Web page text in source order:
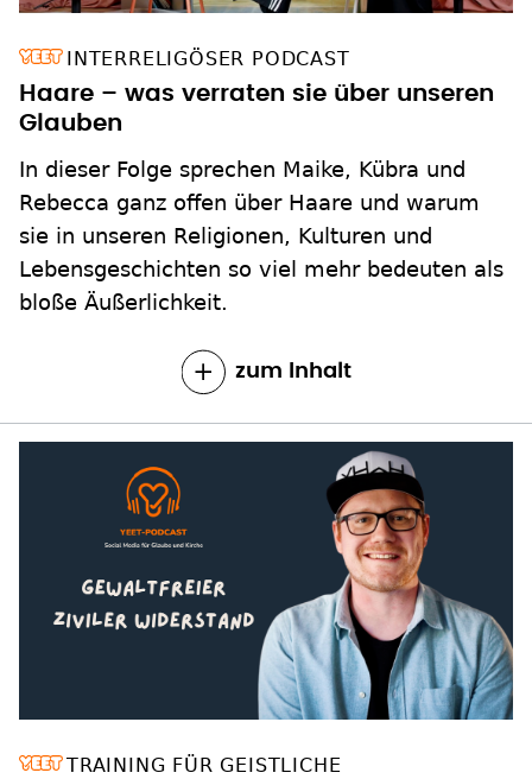
INTERRELIGÖSER PODCAST
Haare – was verraten sie über unseren
Glauben
In dieser Folge sprechen Maike, Kübra und
Rebecca ganz offen über Haare und warum
sie in unseren Religionen, Kulturen und
Lebensgeschichten so viel mehr bedeuten als
bloße Äußerlichkeit.
zum Inhalt
TRAINING FÜR GEISTLICHE